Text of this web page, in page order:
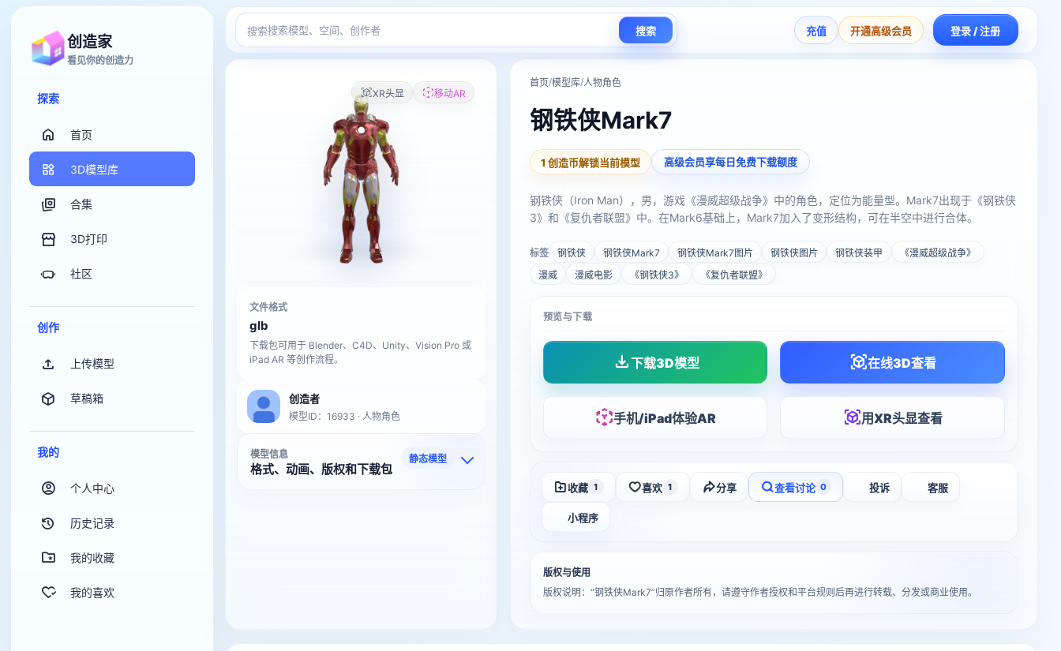
创造家
看见你的创造力
探索
首页
3D模型库
合集
3D打印
社区
创作
上传模型
草稿箱
我的
个人中心
历史记录
我的收藏
我的喜欢
搜索 搜索 充值 开通高级会员 登录 / 注册
XR头显 移动AR
文件格式
glb
下载包可用于 Blender、C4D、Unity、Vision Pro 或
iPad AR 等创作流程。
创造者
模型ID：16933 · 人物角色
模型信息
格式、动画、版权和下载包
静态模型
首页/模型库/人物角色
钢铁侠Mark7
1 创造币解锁当前模型 高级会员享每日免费下载额度
钢铁侠（Iron Man），男，游戏《漫威超级战争》中的角色，定位为能量型。Mark7出现于《钢铁侠
3》和《复仇者联盟》中。在Mark6基础上，Mark7加入了变形结构，可在半空中进行合体。
标签 钢铁侠 钢铁侠Mark7 钢铁侠Mark7图片 钢铁侠图片 钢铁侠装甲
《漫威超级战争》
漫威
漫威电影 《钢铁侠3》 《复仇者联盟》
预览与下载
下载3D模型 在线3D查看
手机/iPad体验AR 用XR头显查看
收藏 1 喜欢 1 分享 查看讨论 0 投诉 客服
小程序
版权与使用
版权说明：“钢铁侠Mark7”归原作者所有，请遵守作者授权和平台规则后再进行转载、分发或商业使用。